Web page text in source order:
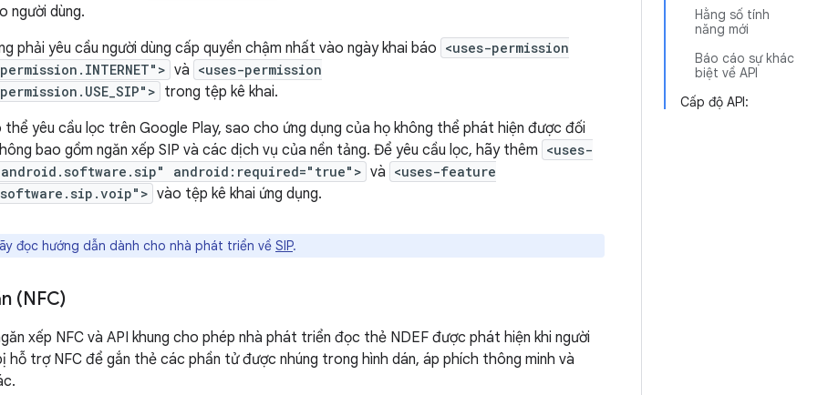
Hằng số tính
năng mới
Báo cáo sự khác
biệt về API
Cấp độ API:
người dùng.
phải yêu cầu người dùng cấp quyền chậm nhất vào ngày khai báo <uses-permission
và <uses-permission
trong tệp kê khai.
yêu cầu lọc trên Google Play, sao cho ứng dụng của họ không thể phát hiện được đối
bao gồm ngăn xếp SIP và các dịch vụ của nền tảng. Để yêu cầu lọc, hãy thêm <uses-
android:required="true"> và <uses-feature
vào tệp kê khai ứng dụng.
đọc hướng dẫn dành cho nhà phát triển về SIP.
(NFC)
xếp NFC và API khung cho phép nhà phát triển đọc thẻ NDEF được phát hiện khi người
trợ NFC để gắn thẻ các phần tử được nhúng trong hình dán, áp phích thông minh và